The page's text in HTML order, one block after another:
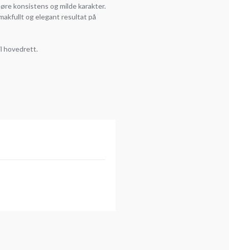
konsistens og milde karakter.
og elegant resultat på
hovedrett.